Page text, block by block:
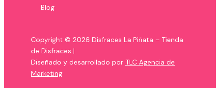
Blog
Copyright © 2026 Disfraces La Piñata – Tienda
de Disfraces |
Diseñado y desarrollado por TLC Agencia de
Marketing